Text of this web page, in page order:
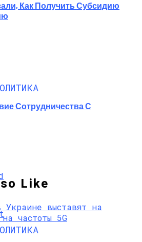
Как Получить Субсидию
Сотрудничества С
Like